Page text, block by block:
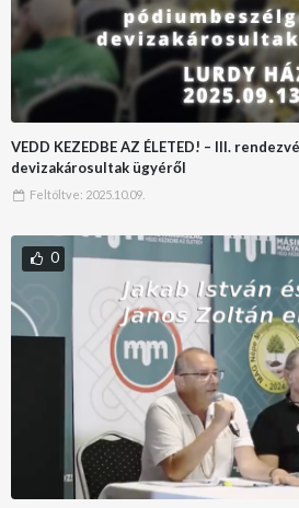
VEDD KEZEDBE AZ ÉLETED! – III.
devizakárosultak ügyéről
Feltöltve: 2025.10.09.
0